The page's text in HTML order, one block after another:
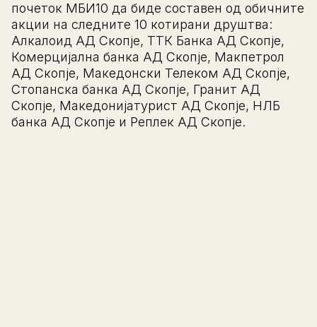
почеток МБИ10 да биде составен од обичните
акции на следните 10 котирани друштва:
Алкалоид АД Скопје, ТТК Банка АД Скопје,
Комерцијална банка АД Скопје, Макпетрол
АД Скопје, Македонски Телеком АД Скопје,
Стопанска банка АД Скопје, Гранит АД
Скопје, Македонијатурист АД Скопје, НЛБ
банка АД Скопје и Реплек АД Скопје.